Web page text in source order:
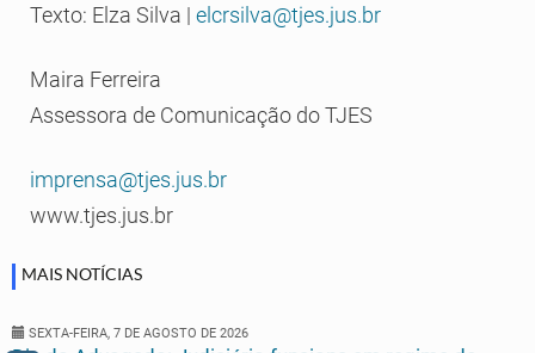
Texto: Elza Silva | elcrsilva@tjes.jus.br
Maira Ferreira
Assessora de Comunicação do TJES
imprensa@tjes.jus.br
www.tjes.jus.br
MAIS NOTÍCIAS
SEXTA-FEIRA, 7 DE AGOSTO DE 2026